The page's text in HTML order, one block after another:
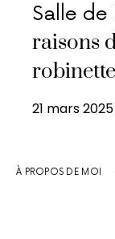
Salle de
raisons
21 mars 2025
À PROPOS DE MOI